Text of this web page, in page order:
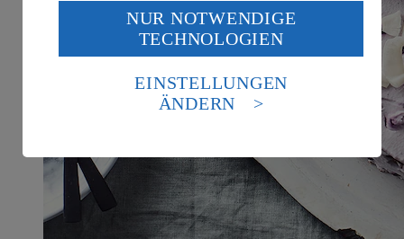
Wenn du auf „Aktivieren“ klickst, willigst du im Sinne
des Art. 49 Abs. 1 Satz 1 lit. a) DSGVO ein, dass deine
Daten in den USA verarbeitet werden. Der EuGH sieht
die USA als Land mit einem nach europäischen
Standards nicht angemessenen Datenschutzniveau an.
Es besteht das Risiko eines Zugriffs durch US-
Informationen zum Herausgeber der Seite findest du
Impressum
NUR NOTWENDIGE
TECHNOLOGIEN
EINSTELLUNGEN
ÄNDERN